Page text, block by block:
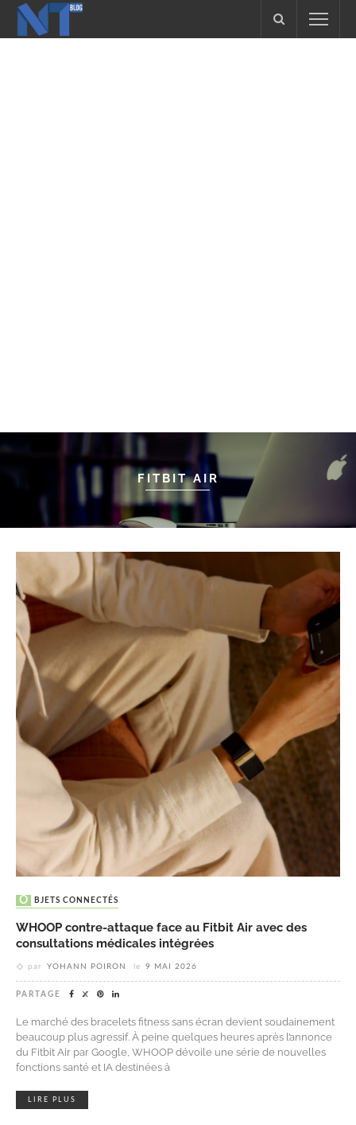
FITBIT AIR
OBJETS CONNECTÉS
WHOOP contre-attaque face au Fitbit Air avec des
consultations médicales intégrées
par YOHANN POIRON le 9 MAI 2026
PARTAGE
Le marché des bracelets fitness sans écran devient soudainement
beaucoup plus agressif. À peine quelques heures après l’annonce
du Fitbit Air par Google, WHOOP dévoile une série de nouvelles
fonctions santé et IA destinées à
LIRE PLUS